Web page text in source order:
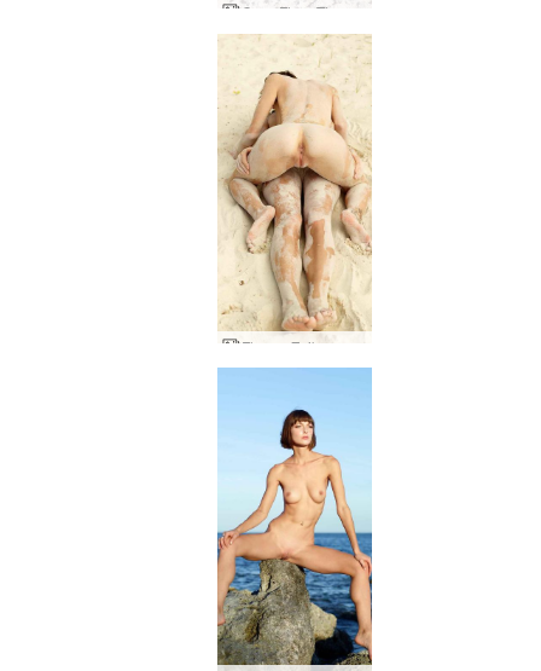
Coxy Flora Thea Zaika arenosa